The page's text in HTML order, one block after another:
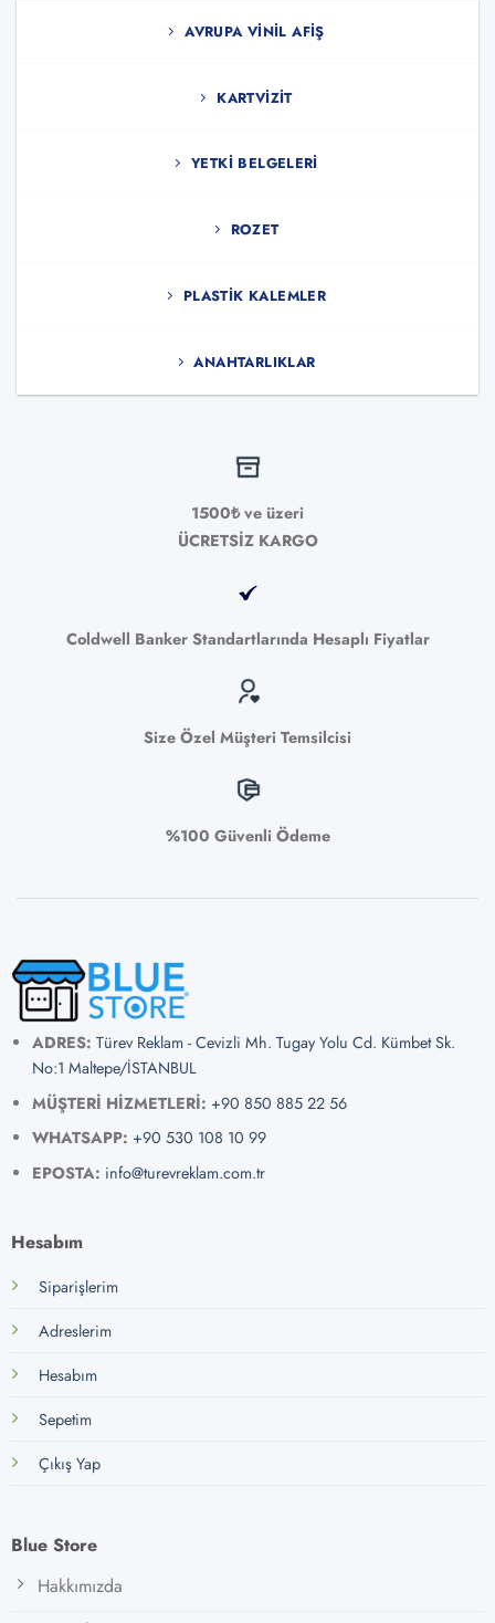
AVRUPA VINIL AFIŞ
KARTVIZIT
YETKI BELGELERI
ROZET
PLASTIK KALEMLER
ANAHTARLIKLAR
1500₺ ve üzeri
ÜCRETSİZ KARGO
Coldwell Banker Standartlarında Hesaplı Fiyatlar
Size Özel Müşteri Temsilcisi
%100 Güvenli Ödeme
ADRES: Türev Reklam - Cevizli Mh. Tugay Yolu Cd. Kümbet Sk.
No:1 Maltepe/İSTANBUL
MÜŞTERİ HİZMETLERİ: +90 850 885 22 56
WHATSAPP: +90 530 108 10 99
EPOSTA: info@turevreklam.com.tr
Hesabım
Siparişlerim
Adreslerim
Hesabım
Sepetim
Çıkış Yap
Blue Store
Hakkımızda